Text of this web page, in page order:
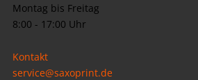
Montag bis Freitag
8:00 - 17:00 Uhr
Kontakt
service@saxoprint.de